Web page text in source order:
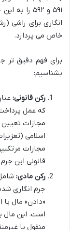
۵۹۱ و ۵۹۲
انگاری برای راشی
خاص می پردازد.
برای فهم دقیق تر
بشناسیم:
رکن قانونی:
که عمل
اسلامی
مجازات
قانونی این
رکن مادی:
جرم انگاری
«دادن» مال
است. این مال
منقول یا